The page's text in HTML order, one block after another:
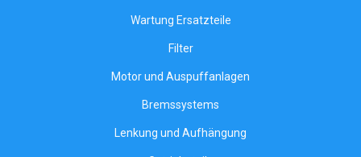
Wartung Ersatzteile
Filter
Motor und Auspuffanlagen
Bremssystems
Lenkung und Aufhängung